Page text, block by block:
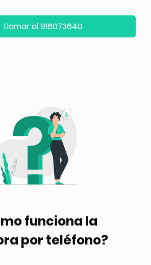
Llamar al 916073640
funciona la
por teléfono?